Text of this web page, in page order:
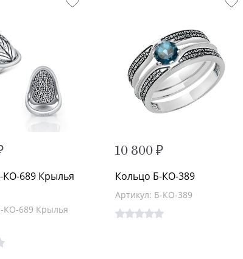
КО-689 Крылья
КО-689 Крылья
10 800 ₽
Кольцо Б-КО-389
Артикул: Б-КО-389